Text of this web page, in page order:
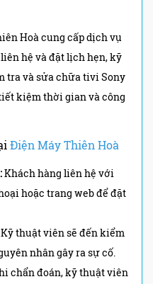
Hoà cung cấp dịch vụ
hệ và đặt lịch hẹn, kỹ
tra và sửa chữa tivi Sony
kiệm thời gian và công
Điện Máy Thiên Hoà
Khách hàng liên hệ với
hoặc trang web để đặt
Kỹ thuật viên sẽ đến kiểm
nhân gây ra sự cố.
chẩn đoán, kỹ thuật viên